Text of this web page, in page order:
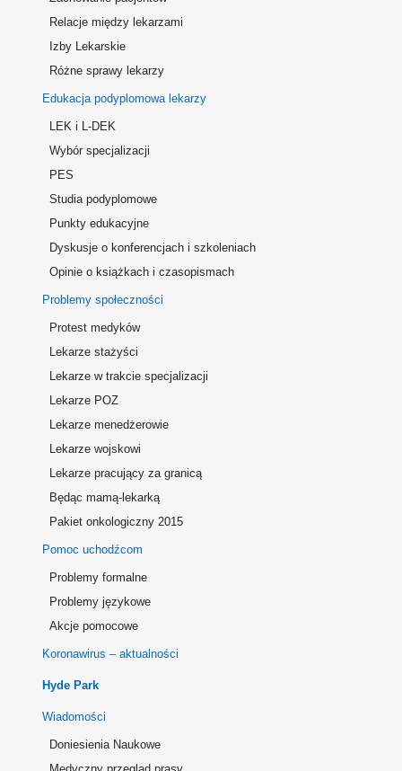
Relacje między lekarzami
Izby Lekarskie
Różne sprawy lekarzy
Edukacja podyplomowa lekarzy
LEK i L-DEK
Wybór specjalizacji
PES
Studia podyplomowe
Punkty edukacyjne
Dyskusje o konferencjach i szkoleniach
Opinie o książkach i czasopismach
Problemy społeczności
Protest medyków
Lekarze stażyści
Lekarze w trakcie specjalizacji
Lekarze POZ
Lekarze menedżerowie
Lekarze wojskowi
Lekarze pracujący za granicą
Będąc mamą-lekarką
Pakiet onkologiczny 2015
Pomoc uchodźcom
Problemy formalne
Problemy językowe
Akcje pomocowe
Koronawirus – aktualności
Hyde Park
Wiadomości
Doniesienia Naukowe